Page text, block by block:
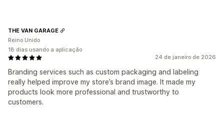
24 de janeiro de 2026
Branding services such as custom packaging and labeling
really helped improve my store’s brand image. It made my
products look more professional and trustworthy to
customers.
THE VAN GARAGE
Reino Unido
18 dias usando a aplicação